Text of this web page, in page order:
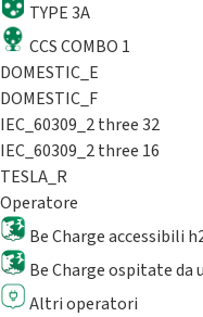
TYPE 3A
CCS COMBO 1
DOMESTIC_E
DOMESTIC_F
IEC_60309_2 three 32
IEC_60309_2 three 16
TESLA_R
Operatore
Be Charge accessibili
Be Charge ospitate
Altri operatori